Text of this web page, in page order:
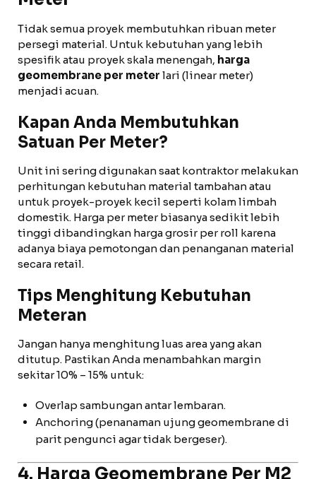
Tidak semua proyek membutuhkan ribuan meter
persegi material. Untuk kebutuhan yang lebih
spesifik atau proyek skala menengah, harga
geomembrane per meter lari (linear meter)
menjadi acuan.
Kapan Anda Membutuhkan
Satuan Per Meter?
Unit ini sering digunakan saat kontraktor melakukan
perhitungan kebutuhan material tambahan atau
untuk proyek-proyek kecil seperti kolam limbah
domestik. Harga per meter biasanya sedikit lebih
tinggi dibandingkan harga grosir per roll karena
adanya biaya pemotongan dan penanganan material
secara retail.
Tips Menghitung Kebutuhan
Meteran
Jangan hanya menghitung luas area yang akan
ditutup. Pastikan Anda menambahkan margin
sekitar 10% – 15% untuk:
Overlap sambungan antar lembaran.
Anchoring (penanaman ujung geomembrane di
parit pengunci agar tidak bergeser).
4. Harga Geomembrane Per M2